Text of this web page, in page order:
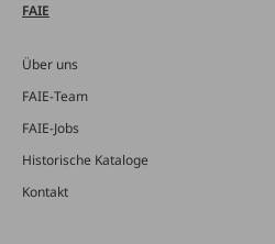
FAIE
Über uns
FAIE-Team
FAIE-Jobs
Historische Kataloge
Kontakt